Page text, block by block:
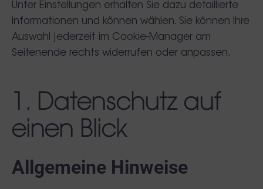
Unter Einstellungen erhalten Sie dazu detaillierte
Informationen und können wählen. Sie können Ihre
Auswahl jederzeit im Cookie-Manager am
Seitenende rechts widerrufen oder anpassen.
1. Datenschutz auf
einen Blick
Allgemeine Hinweise